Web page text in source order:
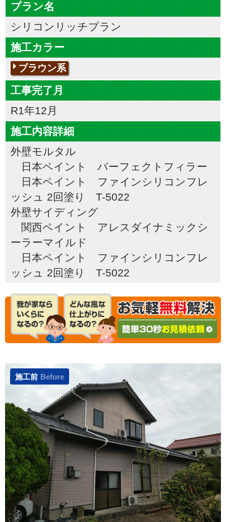
プラン名
シリコンリッチプラン
施工カラー
ブラウン系
工事完了月
R1年12月
施工内容詳細
外壁モルタル
日本ペイント パーフェクトフィラー
日本ペイント ファインシリコンフレ
ッシュ 2回塗り T-5022
外壁サイディング
関西ペイント アレスダイナミックシ
ーラーマイルド
日本ペイント ファインシリコンフレ
ッシュ 2回塗り T-5022
施工前 Before